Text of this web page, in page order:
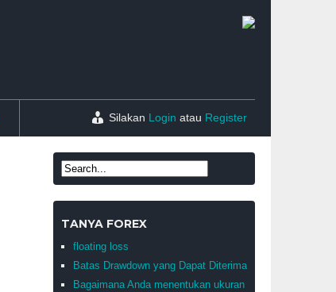
Silakan Login atau Register
TANYA FOREX
floating loss
Batas Drawdown yang Dapat Diterima
Bagaimana Anda menentukan ukuran